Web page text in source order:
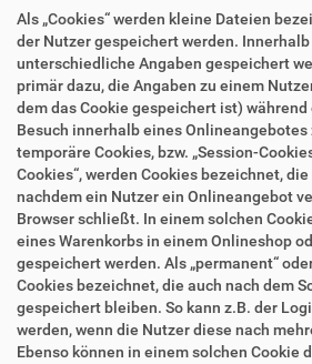
Als „Cookies“ werden kleine Dateien
der Nutzer gespeichert werden.
unterschiedliche Angaben gespeichert
primär dazu, die Angaben zu einem
dem das Cookie gespeichert ist)
Besuch innerhalb eines Onlineangebotes
temporäre Cookies, bzw. „Session-
Cookies“, werden Cookies bezeichnet,
nachdem ein Nutzer ein Onlineangebot
Browser schließt. In einem solchen
eines Warenkorbs in einem Onlineshop
gespeichert werden. Als „permanent“
Cookies bezeichnet, die auch nach dem
gespeichert bleiben. So kann z.B. der
werden, wenn die Nutzer diese nach
Ebenso können in einem solchen Cookie